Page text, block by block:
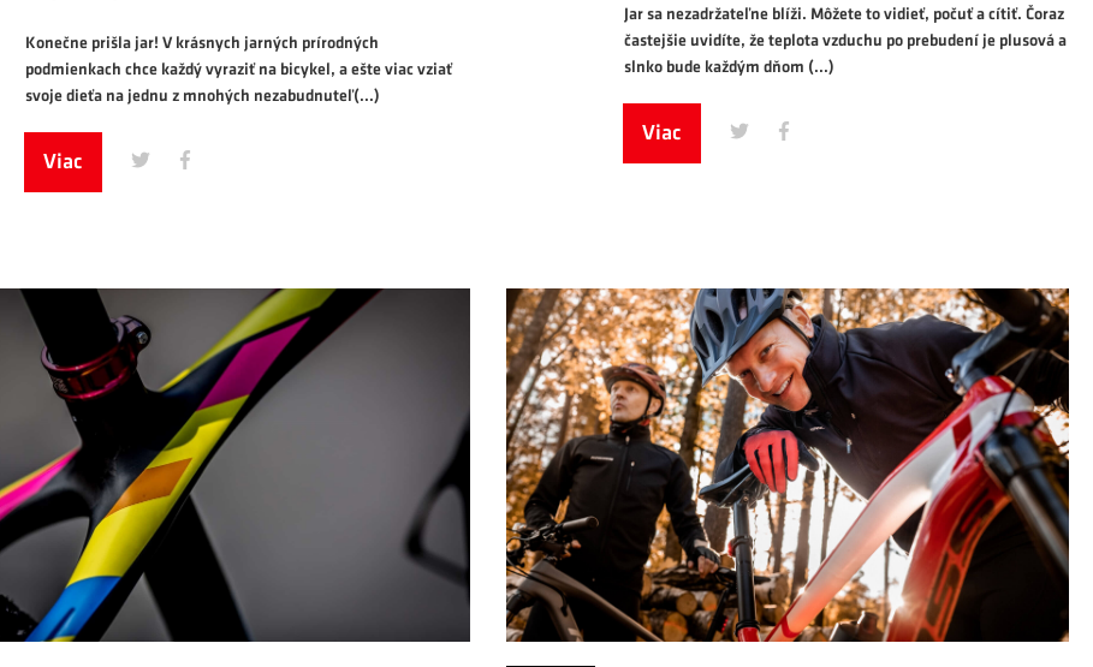
Konečne prišla jar! V krásnych jarných prírodných
podmienkach chce každý vyraziť na bicykel, a ešte viac vziať
svoje dieťa na jednu z mnohých nezabudnuteľ(...)
Viac
Jar sa nezadržateľne blíži. Môžete to vidieť, počuť a cítiť. Čoraz
častejšie uvidíte, že teplota vzduchu po prebudení je plusová a
slnko bude každým dňom (...)
Viac
30
JAN